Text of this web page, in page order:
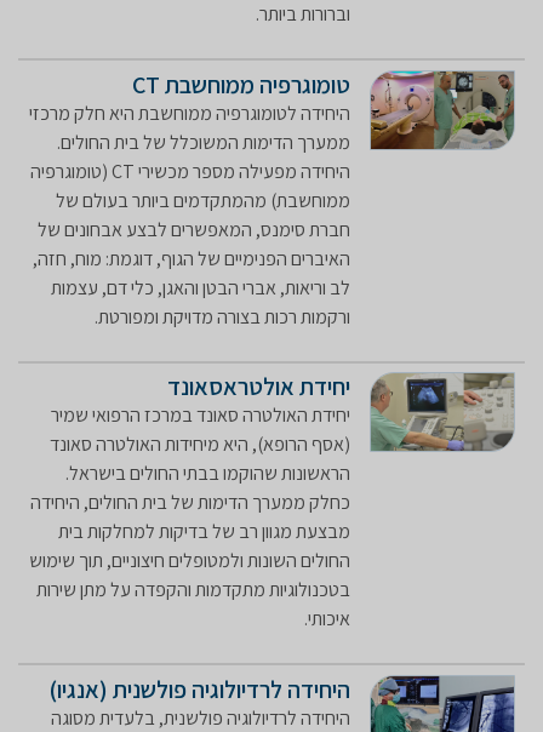
וברורות ביותר.
טומוגרפיה ממוחשבת CT
היחידה לטומוגרפיה ממוחשבת היא חלק מרכזי
ממערך הדימות המשוכלל של בית החולים.
היחידה מפעילה מספר מכשירי CT (טומוגרפיה
ממוחשבת) מהמתקדמים ביותר בעולם של
חברת סימנס, המאפשרים לבצע אבחונים של
האיברים הפנימיים של הגוף, דוגמת: מוח, חזה,
לב וריאות, אברי הבטן והאגן, כלי דם, עצמות
ורקמות רכות בצורה מדויקת ומפורטת.
יחידת אולטראסאונד
יחידת האולטרה סאונד במרכז הרפואי שמיר
(אסף הרופא), היא מיחידות האולטרה סאונד
הראשונות שהוקמו בבתי החולים בישראל.
כחלק ממערך הדימות של בית החולים, היחידה
מבצעת מגוון רב של בדיקות למחלקות בית
החולים השונות ולמטופלים חיצוניים, תוך שימוש
בטכנולוגיות מתקדמות והקפדה על מתן שירות
איכותי. ​
היחידה לרדיולוגיה פולשנית (אנגיו)
היחידה לרדיולוגיה פולשנית, בלעדית מסוגה